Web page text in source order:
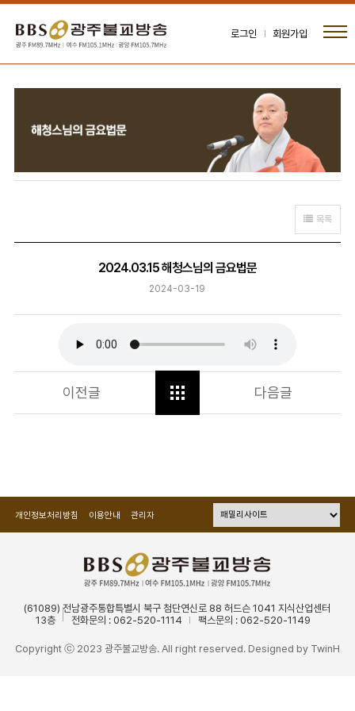
로그인 회원가입
목록
2024.03.15 해청스님의 금요법문
2024-03-19
이전글 다음글
개인정보처리방침 이용안내 관리자
(61089) 전남광주통합특별시 북구 첨단연신로 88 허드슨 1041 지식산업센터
13층
전화문의 : 062-520-1114 팩스문의 : 062-520-1149
Copyright ⓒ 2023 광주불교방송. All right reserved. Designed by TwinH